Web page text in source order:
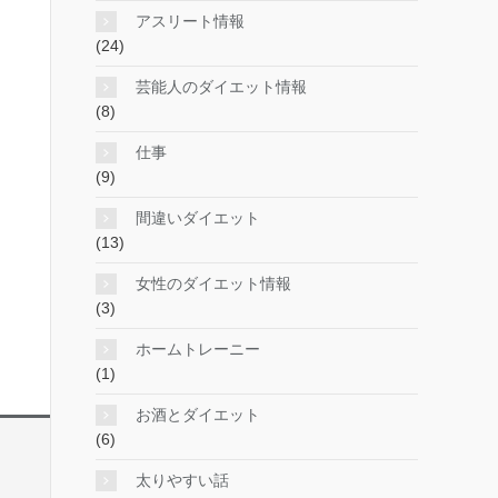
アスリート情報
(24)
芸能人のダイエット情報
(8)
仕事
(9)
間違いダイエット
(13)
女性のダイエット情報
(3)
ホームトレーニー
(1)
お酒とダイエット
(6)
太りやすい話